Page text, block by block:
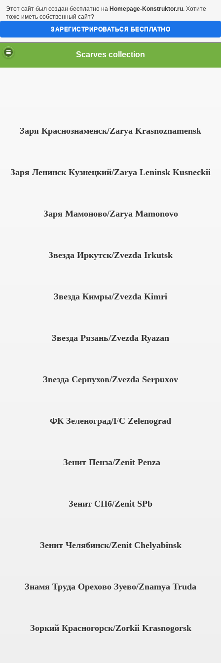
Scarves collection
Заря Краснознаменск/Zarya Krasnoznamensk
Заря Ленинск Кузнецкий/Zarya Leninsk Kusneckii
Заря Мамоново/Zarya Mamonovo
Звезда Иркутск/Zvezda Irkutsk
Звезда Кимры/Zvezda Kimri
Звезда Рязань/Zvezda Ryazan
Звезда Серпухов/Zvezda Serpuxov
ФК Зеленоград/FC Zelenograd
Зенит Пенза/Zenit Penza
Зенит СПб/Zenit SPb
Зенит Челябинск/Zenit Chelyabinsk
Знамя Труда Орехово Зуево/Znamya Truda
Зоркий Красногорск/Zorkii Krasnogorsk
Этот сайт был создан бесплатно на Homepage-Konstruktor.ru. Хотите
тоже иметь собственный сайт?
ЗАРЕГИСТРИРОВАТЬСЯ БЕСПЛАТНО